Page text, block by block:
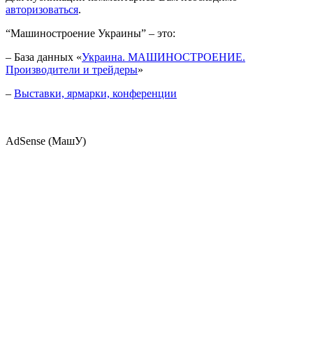
авторизоваться.
“Машиностроение Украины” – это:
– База данных «Украина. МАШИНОСТРОЕНИЕ.
Производители и трейдеры»
– Выставки, ярмарки, конференции
AdSense (МашУ)